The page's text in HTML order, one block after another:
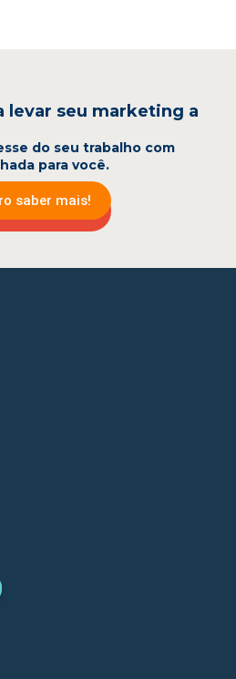
levar seu marketing a
do seu trabalho com
para você.
saber mais!